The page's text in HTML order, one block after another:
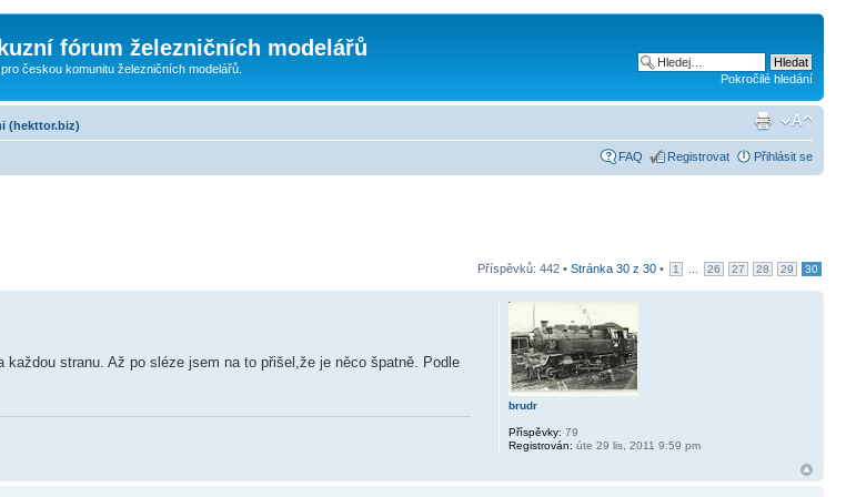
fórum železničních modelářů
českou komunitu železničních modelářů.
Pokročilé hledání
(hekttor.biz)
FAQ Registrovat Přihlásit se
Příspěvků: 442 • Stránka 30 z 30 • 1 26 27 28 29 30
stranu. Až po sléze jsem na to přišel,že je něco špatně. Podle
brudr
Příspěvky: 79
Registrován: úte 29 lis, 2011 9:59 pm